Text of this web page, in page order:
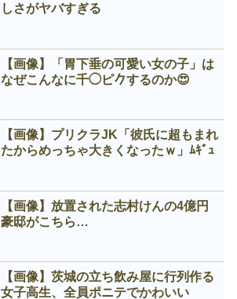
しさがヤバすぎる
【画像】「胃下垂の可愛い女の子」は
なぜこんなに千◯ピ𠂊するのか😍
【画像】プリクラJK「彼氏に超もまれ
たからめっちゃ大きくなったｗ」ﾑｷﾞｭ
【画像】放置された志村けんの4億円
豪邸がこちら…
【画像】茨城の立ち飲み屋に行列作る
女子高生、全員ポニテでかわいい